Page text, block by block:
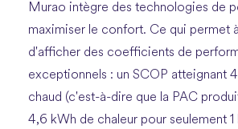
Murao intègre des technologies de
maximiser le confort. Ce qui permet
d'afficher des coefficients de
exceptionnels : un SCOP atteignant
chaud (c'est-à-dire que la PAC
4,6 kWh de chaleur pour seulement 1